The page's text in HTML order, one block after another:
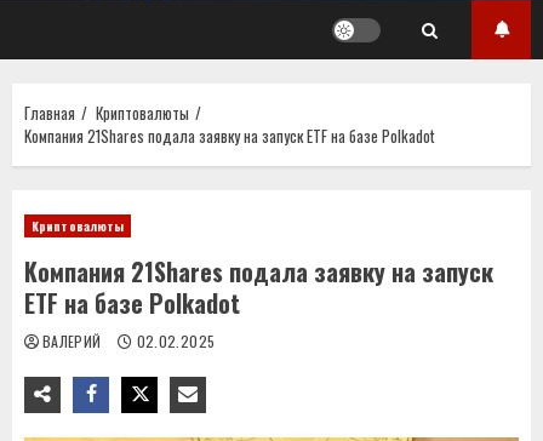
Главная
Криптовалюты
Koмпaния 21Shares подала заявку на запуск ETF на базе Polkadot
Криптовалюты
Koмпaния 21Shares подала заявку на запуск
ETF на базе Polkadot
ВАЛЕРИЙ 02.02.2025